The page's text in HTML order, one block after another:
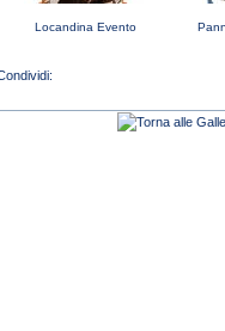
Locandina Evento